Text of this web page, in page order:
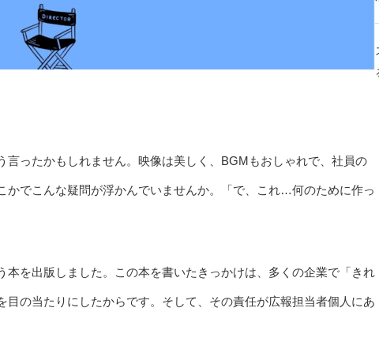
ったかもしれません。映像は美しく、BGMもおしゃれで、社員の
かでこんな疑問が浮かんでいませんか。「で、これ…何のために作っ
を出版しました。この本を書いたきっかけは、多くの企業で「きれ
の当たりにしたからです。そして、その責任が広報担当者個人にあ